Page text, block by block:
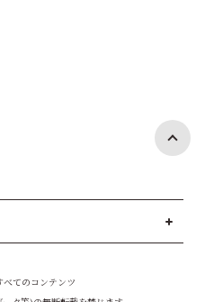
てのコンテンツ